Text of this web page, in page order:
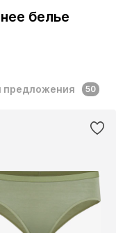
белье
предложения 50